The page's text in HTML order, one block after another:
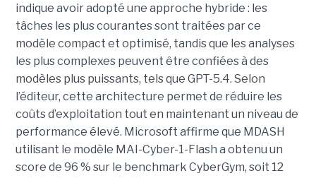
indique avoir adopté une approche hybride : les
tâches les plus courantes sont traitées par ce
modèle compact et optimisé, tandis que les analyses
les plus complexes peuvent être confiées à des
modèles plus puissants, tels que GPT-5.4. Selon
l’éditeur, cette architecture permet de réduire les
coûts d’exploitation tout en maintenant un niveau de
performance élevé. Microsoft affirme que MDASH
utilisant le modèle MAI-Cyber-1-Flash a obtenu un
score de 96 % sur le benchmark CyberGym, soit 12